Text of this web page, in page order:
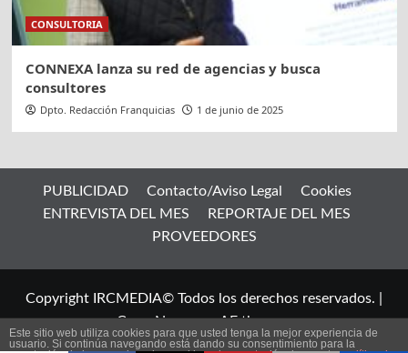
CONSULTORIA
CONNEXA lanza su red de agencias y busca
consultores
Dpto. Redacción Franquicias 1 de junio de 2025
PUBLICIDAD Contacto/Aviso Legal
Cookies
ENTREVISTA DEL MES
REPORTAJE DEL MES
PROVEEDORES
Copyright IRCMEDIA© Todos los derechos reservados.
CoverNewspor AF themes.
Este sitio web utiliza cookies para que usted tenga la mejor experiencia de
usuario. Si continúa navegando está dando su consentimiento para la